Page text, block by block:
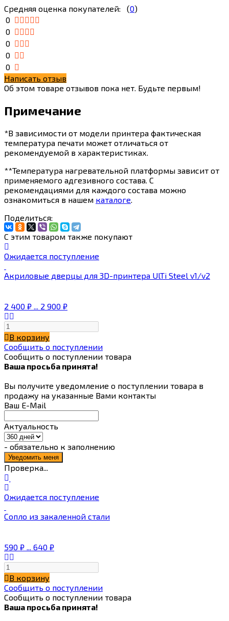
Средняя оценка покупателей: (0)
0
0
0
0
0
Написать отзыв
Об этом товаре отзывов пока нет. Будьте первым!
Примечание
*В зависимости от модели принтера фактическая
температура печати может отличаться от
рекомендуемой в характеристиках.
**Температура нагревательной платформы зависит от
применяемого адгезивного состава. С
рекомендациями для каждого состава можно
ознакомиться в нашем каталоге.
Поделиться:
С этим товаром также покупают
Ожидается поступление
Акриловые дверцы для 3D-принтера UlTi Steel v1/v2
2 400 ₽ ... 2 900 ₽
В корзину
Сообщить о поступлении
Сообщить о поступлении товара
Ваша просьба принята!
Вы получите уведомление о поступлении товара в
продажу на указанные Вами контакты
Ваш E-Mail
Актуальность
- обязательно к заполнению
Проверка...
Ожидается поступление
Сопло из закаленной стали
590 ₽ ... 640 ₽
В корзину
Сообщить о поступлении
Сообщить о поступлении товара
Ваша просьба принята!